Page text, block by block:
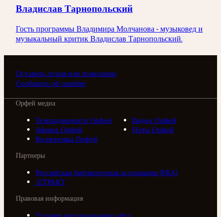
Владислав Тарнопольский
Гость программы Владимира Молчанова - музыковед и
музыкальный критик Владислав Тарнопольский.
Оставить отзыв или пожелание
Сообщить об ошибке
Орфей медиа
Телерадиоцентр Орфей
Видео Орфей
Афиша Орфей
Ноты Орфей
Коллективы Орфей
Партнеры
Российская библиотечная ассоциация (РБА)
///ТРАКТ
Правовая информация